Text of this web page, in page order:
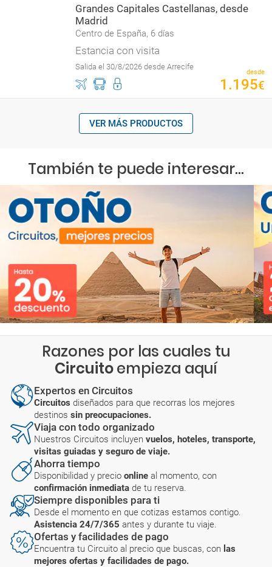
Grandes Capitales Castellanas, desde
Madrid
Centro de España, 6 días
Estancia con visita
Salida el 30/8/2026 desde Arrecife
desde
1 .195€
VER MÁS PRODUCTOS
También te puede interesar...
Razones por las cuales tu
Circuitoempieza aquí
Expertos en Circuitos
Circuitos diseñados para que recorras los mejores
destinos sin preocupaciones.
Viaja con todo organizado
Nuestros Circuitos incluyen vuelos, hoteles, transporte,
visitas guiadas y seguro de viaje.
Ahorra tiempo
Disponibilidad y precio online al momento, con
confirmación inmediata de tu reserva.
Siempre disponibles para ti
Desde el momento en que cotizas estamos contigo.
Asistencia 24/7/365 antes y durante tu viaje.
Ofertas y facilidades de pago
Encuentra tu Circuito al precio que buscas, con las
mejores ofertas y facilidades de pago.